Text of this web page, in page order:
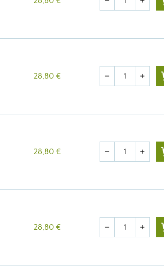
28,80 € Quantité
remove add
28,80 € Quantité
remove add
28,80 € Quantité
remove add